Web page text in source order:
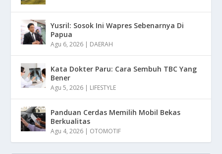
Yusril: Sosok Ini Wapres Sebenarnya Di
Papua
Agu 6, 2026 | DAERAH
Kata Dokter Paru: Cara Sembuh TBC Yang
Bener
Agu 5, 2026 | LIFESTYLE
Panduan Cerdas Memilih Mobil Bekas
Berkualitas
Agu 4, 2026 | OTOMOTIF